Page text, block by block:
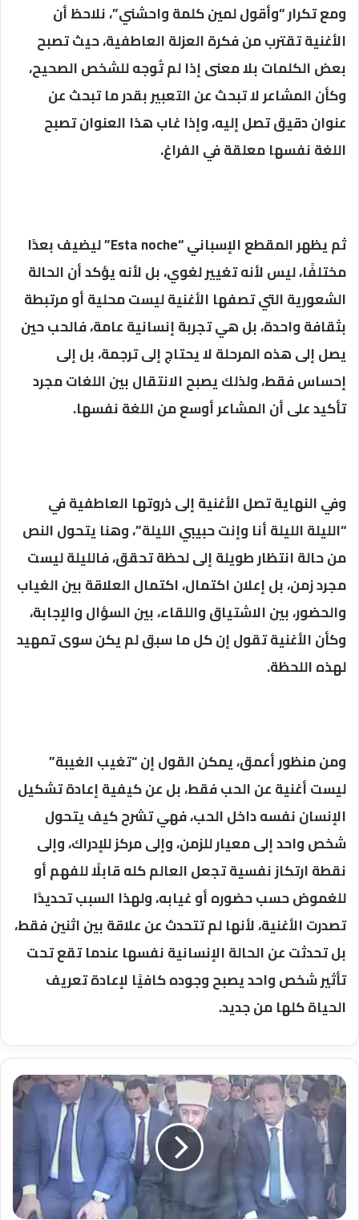
ومع تكرار “وأقول لمين كلمة واحشني”، نلاحظ أن
الأغنية تقترب من فكرة العزلة العاطفية، حيث تصبح
بعض الكلمات بلا معنى إذا لم تُوجه للشخص الصحيح،
وكأن المشاعر لا تبحث عن التعبير بقدر ما تبحث عن
عنوان دقيق تصل إليه، وإذا غاب هذا العنوان تصبح
اللغة نفسها معلقة في الفراغ.
ثم يظهر المقطع الإسباني “Esta noche” ليضيف بعدًا
مختلفًا، ليس لأنه تغيير لغوي، بل لأنه يؤكد أن الحالة
الشعورية التي تصفها الأغنية ليست محلية أو مرتبطة
بثقافة واحدة، بل هي تجربة إنسانية عامة، فالحب حين
يصل إلى هذه المرحلة لا يحتاج إلى ترجمة، بل إلى
إحساس فقط، ولذلك يصبح الانتقال بين اللغات مجرد
تأكيد على أن المشاعر أوسع من اللغة نفسها.
وفي النهاية تصل الأغنية إلى ذروتها العاطفية في
“الليلة الليلة أنا وإنت حبيبي الليلة”، وهنا يتحول النص
من حالة انتظار طويلة إلى لحظة تحقق، فالليلة ليست
مجرد زمن، بل إعلان اكتمال، اكتمال العلاقة بين الغياب
والحضور، بين الاشتياق واللقاء، بين السؤال والإجابة،
وكأن الأغنية تقول إن كل ما سبق لم يكن سوى تمهيد
لهذه اللحظة.
ومن منظور أعمق، يمكن القول إن “تغيب الغيبة”
ليست أغنية عن الحب فقط، بل عن كيفية إعادة تشكيل
الإنسان نفسه داخل الحب، فهي تشرح كيف يتحول
شخص واحد إلى معيار للزمن، وإلى مركز للإدراك، وإلى
نقطة ارتكاز نفسية تجعل العالم كله قابلًا للفهم أو
للغموض حسب حضوره أو غيابه، ولهذا السبب تحديدًا
تصدرت الأغنية، لأنها لم تتحدث عن علاقة بين اثنين فقط،
بل تحدثت عن الحالة الإنسانية نفسها عندما تقع تحت
تأثير شخص واحد يصبح وجوده كافيًا لإعادة تعريف
الحياة كلها من جديد.
مباشر
..
شعائر
صلاة
الجمعة
من
المسجد